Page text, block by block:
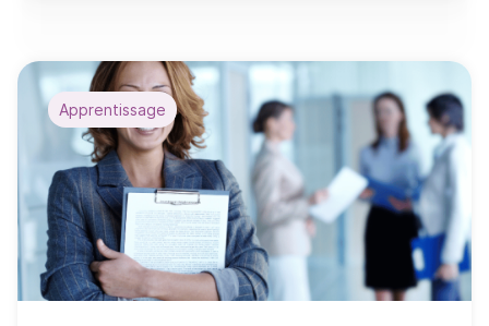
Apprentissage